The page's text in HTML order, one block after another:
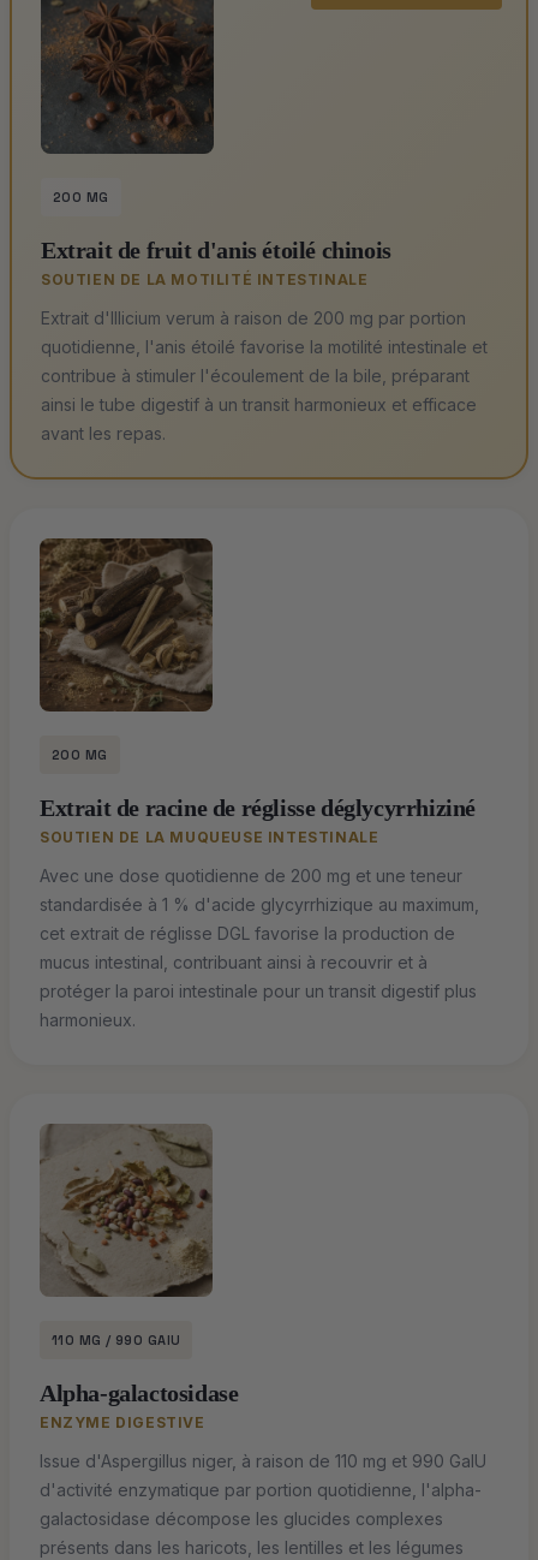
200 MG
Extrait de fruit d'anis étoilé chinois
SOUTIEN DE LA MOTILITÉ INTESTINALE
Extrait d'Illicium verum à raison de 200 mg par portion
quotidienne, l'anis étoilé favorise la motilité intestinale et
contribue à stimuler l'écoulement de la bile, préparant
ainsi le tube digestif à un transit harmonieux et efficace
avant les repas.
200 MG
Extrait de racine de réglisse déglycyrrhiziné
SOUTIEN DE LA MUQUEUSE INTESTINALE
Avec une dose quotidienne de 200 mg et une teneur
standardisée à 1 % d'acide glycyrrhizique au maximum,
cet extrait de réglisse DGL favorise la production de
mucus intestinal, contribuant ainsi à recouvrir et à
protéger la paroi intestinale pour un transit digestif plus
harmonieux.
110 MG / 990 GAIU
Alpha-galactosidase
ENZYME DIGESTIVE
Issue d'Aspergillus niger, à raison de 110 mg et 990 GaIU
d'activité enzymatique par portion quotidienne, l'alpha-
galactosidase décompose les glucides complexes
présents dans les haricots, les lentilles et les légumes